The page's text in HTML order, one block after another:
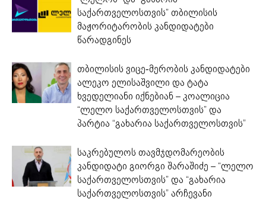
საქართველოსთვის” თბილისის
მაჟორიტარობის კანდიდატები
წარადგინეს
თბილისის ვიცე-მერობის კანდიდატები
ალეკო ელისაშვილი და ტატა
ხვედელიანი იქნებიან – კოალიცია
“ლელო საქართველოსთვის” და
პარტია “გახარია საქართველოსთვის”
საკრებულოს თავმჯდომარეობის
კანდიდატი გიორგი შარაშიძე – “ლელო
საქართველოსთვის” და “გახარია
საქართველოსთვის” არჩევანი